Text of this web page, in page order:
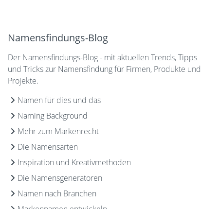
Namensfindungs-Blog
Der Namensfindungs-Blog - mit aktuellen Trends, Tipps
und Tricks zur Namensfindung für Firmen, Produkte und
Projekte.
Namen für dies und das
Naming Background
Mehr zum Markenrecht
Die Namensarten
Inspiration und Kreativmethoden
Die Namensgeneratoren
Namen nach Branchen